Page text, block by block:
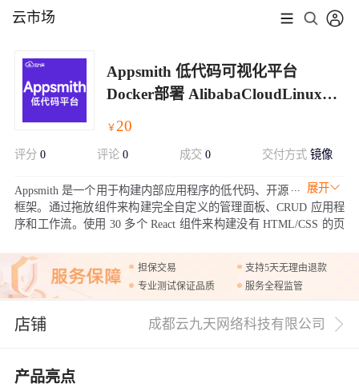
云市场
Appsmith 低代码可视化平台
Docker部署 AlibabaCloudLinux
￥ 20
评分 0 评论 0 成交 0 交付方式镜像
展开
Appsmith 是一个用于构建内部应用程序的低代码、开源
框架。通过拖放组件来构建完全自定义的管理面板、CRUD 应用程
序和工作流。使用 30 多个 React 组件来构建没有 HTML/CSS 的页
Appsmith 平台以及相关技术支持。
担保交易
支持5天无理由退款
专业测试保证品质
服务全程监管
店铺 成都云九天网络科技有限公司
产品亮点